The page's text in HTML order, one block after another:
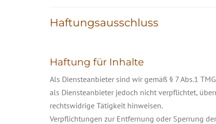
Haftungsausschluss
Haftung für Inhalte
Als Diensteanbieter sind wir gemäß § 7 Abs.1
als Diensteanbieter jedoch nicht verpflichtet,
rechtswidrige Tätigkeit hinweisen.
Verpflichtungen zur Entfernung oder Sperrung